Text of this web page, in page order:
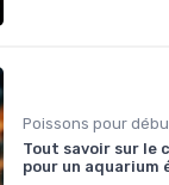
Tout savoir sur le
pour un aquarium